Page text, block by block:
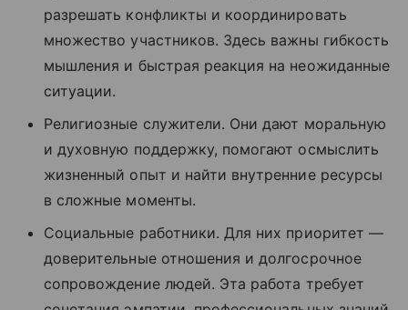
разрешать конфликты и координировать
множество участников. Здесь важны гибкость
мышления и быстрая реакция на неожиданные
ситуации.
Религиозные служители. Они дают моральную
и духовную поддержку, помогают осмыслить
жизненный опыт и найти внутренние ресурсы
в сложные моменты.
Социальные работники. Для них приоритет —
доверительные отношения и долгосрочное
сопровождение людей. Эта работа требует